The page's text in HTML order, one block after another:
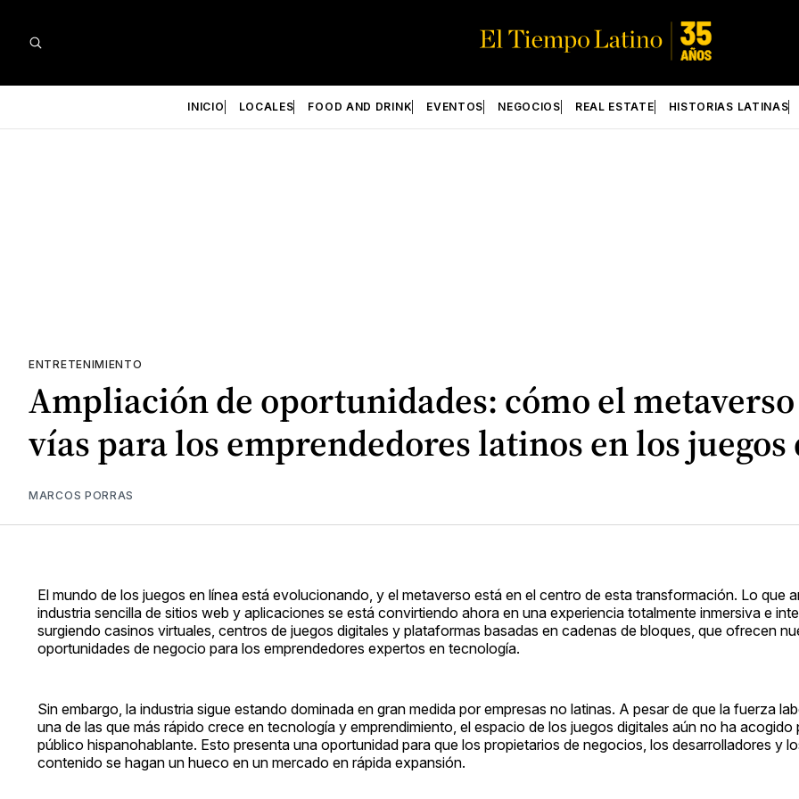
INICIO LOCALES FOOD AND DRINK EVENTOS NEGOCIOS REAL ESTATE HISTORIAS LATINAS
ENTRETENIMIENTO
Ampliación de oportunidades: cómo el
vías para los emprendedores latinos en los
MARCOS PORRAS
El mundo de los juegos en línea está evolucionando, y el metaverso está en el centro de esta transformación. Lo que
industria sencilla de sitios web y aplicaciones se está convirtiendo ahora en una experiencia totalmente inmersiva e
surgiendo casinos virtuales, centros de juegos digitales y plataformas basadas en cadenas de bloques, que ofrecen
oportunidades de negocio para los emprendedores expertos en tecnología.
Sin embargo, la industria sigue estando dominada en gran medida por empresas no latinas. A pesar de que la fuerza
una de las que más rápido crece en tecnología y emprendimiento, el espacio de los juegos digitales aún no ha acogido
público hispanohablante. Esto presenta una oportunidad para que los propietarios de negocios, los desarrolladores y
contenido se hagan un hueco en un mercado en rápida expansión.